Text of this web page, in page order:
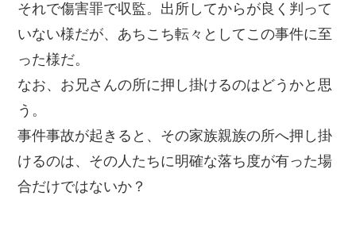
それで傷害罪で収監。出所してからが良く判って
いない様だが、あちこち転々としてこの事件に至
った様だ。
なお、お兄さんの所に押し掛けるのはどうかと思
う。
事件事故が起きると、その家族親族の所へ押し掛
けるのは、その人たちに明確な落ち度が有った場
合だけではないか？